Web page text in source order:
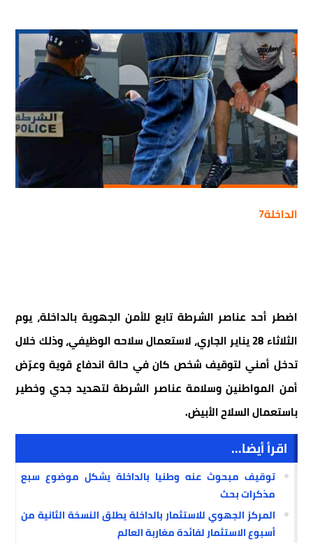
الداخلة7
اضطر أحد عناصر الشرطة تابع للأمن الجهوية بالداخلة، يوم
الثلاثاء 28 يناير الجاري، لاستعمال سلاحه الوظيفي، وذلك خلال
تدخل أمني لتوقيف شخص كان في حالة اندفاع قوية وعرّض
أمن المواطنين وسلامة عناصر الشرطة لتهديد جدي وخطير
باستعمال السلاح الأبيض.
اقرأ أيضا...
توقيف مبحوث عنه وطنيا بالداخلة يشكل موضوع سبع
مذكرات بحث
المركز الجهوي للاستثمار بالداخلة يطلق النسخة الثانية من
أسبوع الاستثمار لفائدة مغاربة العالم